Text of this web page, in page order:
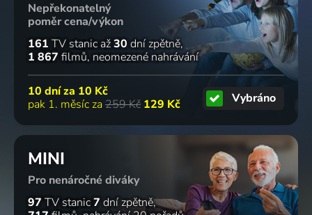
Nepřekonatelný
poměr cena/výkon
161 TV stanic až30 dní zpětně
1 867 filmů neomezené nahrávání
10 dní za 10 Kč
pak 1. měsíc za 259 Kč 129 Kč Vybráno
MINI
Pro nenáročné diváky
97 TV stanic7 dní zpětně